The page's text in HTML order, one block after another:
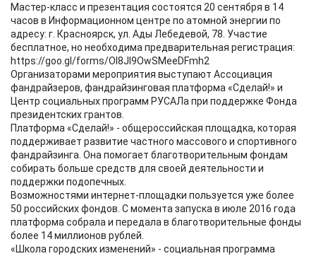
Мастер-класс и презентация состоятся 20 сентября в 14
часов в Информационном центре по атомной энергии по
адресу: г. Красноярск, ул. Ады Лебедевой, 78. Участие
бесплатное, но необходима предварительная регистрация:
https://goo.gl/forms/OI8JI9OwSMeeDFmh2
Организаторами мероприятия выступают Ассоциация
фандрайзеров, фандрайзинговая платформа «Сделай!» и
Центр социальных программ РУСАЛа при поддержке Фонда
президентских грантов.
Платформа «Сделай!» - общероссийская площадка, которая
поддерживает развитие частного массового и спортивного
фандрайзинга. Она помогает благотворительным фондам
собирать больше средств для своей деятельности и
поддержки подопечных.
Возможностями интернет-площадки пользуется уже более
50 российских фондов. С момента запуска в июле 2016 года
платформа собрала и передала в благотворительные фонды
более 14 миллионов рублей.
«Школа городских изменений» - социальная программа